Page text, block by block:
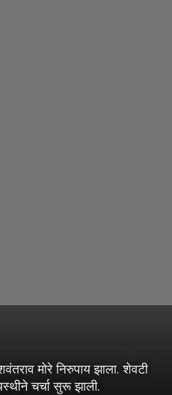
मोरे निरुपाय झाला. शेवटी
चर्चा सुरू झाली.